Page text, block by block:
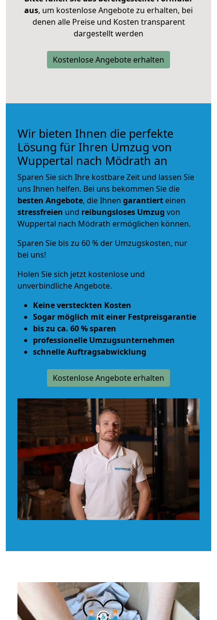
aus, um kostenlose Angebote zu erhalten, bei
denen alle Preise und Kosten transparent
dargestellt werden
Kostenlose Angebote erhalten
Wir bieten Ihnen die perfekte
Lösung für Ihren Umzug von
Wuppertal nach Mödrath an
Sparen Sie sich Ihre kostbare Zeit und lassen Sie
uns Ihnen helfen. Bei uns bekommen Sie die
besten Angebote, die Ihnen garantiert einen
stressfreien und reibungsloses Umzug von
Wuppertal nach Mödrath ermöglichen können.
Sparen Sie bis zu 60 % der Umzugskosten, nur
bei uns!
Holen Sie sich jetzt kostenlose und
unverbindliche Angebote.
Keine versteckten Kosten
Sogar möglich mit einer Festpreisgarantie
bis zu ca. 60 % sparen
professionelle Umzugsunternehmen
schnelle Auftragsabwicklung
Kostenlose Angebote erhalten